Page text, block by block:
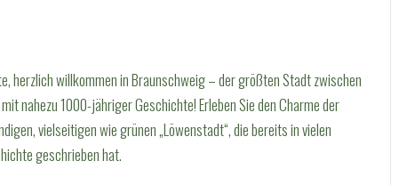
herzlich willkommen in Braunschweig – der größten Stadt zwischen
nahezu 1000-jähriger Geschichte! Erleben Sie den Charme der
vielseitigen wie grünen „Löwenstadt“, die bereits in vielen
geschrieben hat.